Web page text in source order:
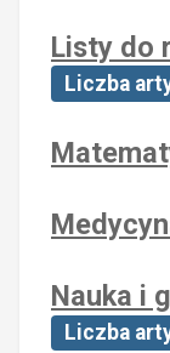
Listy do
Liczba
Nauka i
Liczba